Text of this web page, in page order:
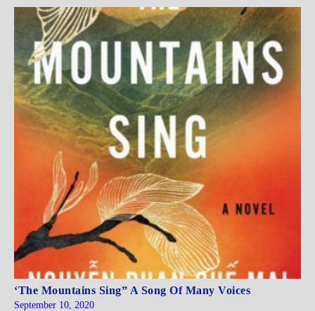
‘The Mountains Sing” A Song Of Many Voices
September 10, 2020